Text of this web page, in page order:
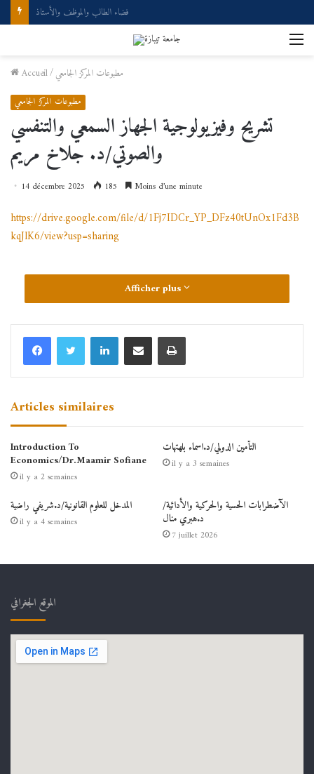
Demande d’accès à internet
Accueil/مطبوعات المركز الجامعي
مطبوعات المركز الجامعي
تشريح وفيزيولوجية الجهاز السمعي والتنفسي
والصوتي/د. جلاخ مريم
14 décembre 2025 185 Moins d’une minute
https://drive.google.com/file/d/1Fj7IDCr_YP_DFz40tUnOx1Fd3B
kqJlK6/view?usp=sharing
Afficher plus
Linkedin Partager par email Imprimer
Articles similaires
Introduction To
Economics/Dr.Maamir Sofiane
il y a 2 semaines
التأمين الدولي/د.اسماء بلهتهات
il y a 3 semaines
المدخل للعلوم القانونية/د.شريفي راضية
il y a 4 semaines
الآضطرابات الحسية والحركية والأدائية/
د.هبري منال
7 juillet 2026
الموقع الجغرافي